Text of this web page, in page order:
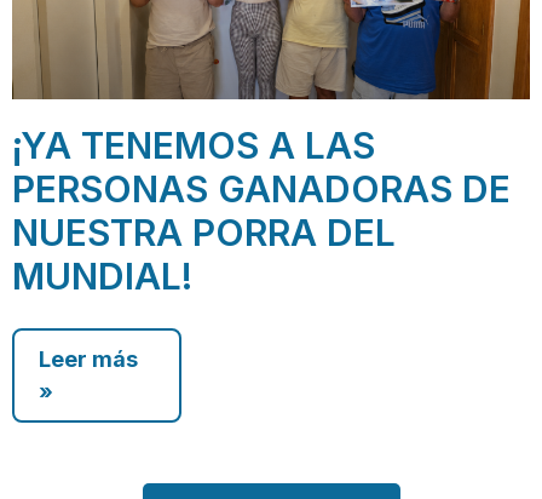
¡YA TENEMOS A LAS
PERSONAS GANADORAS DE
NUESTRA PORRA DEL
MUNDIAL!
Leer más
»